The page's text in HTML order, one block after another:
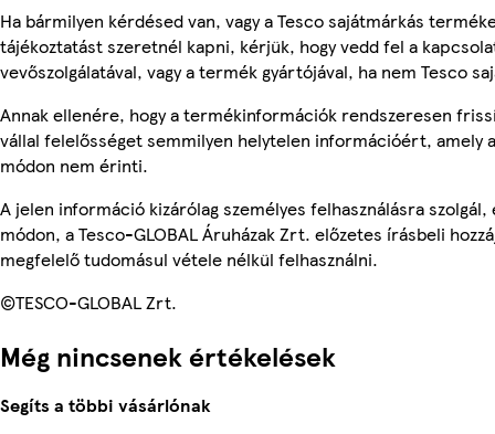
Ha bármilyen kérdésed van, vagy a Tesco sajátmárkás
tájékoztatást szeretnél kapni, kérjük, hogy vedd fel a
vevőszolgálatával, vagy a termék gyártójával, ha nem Tesco
Annak ellenére, hogy a termékinformációk rendszeresen
vállal felelősséget semmilyen helytelen információért, amely
módon nem érinti.
A jelen információ kizárólag személyes felhasználásra
módon, a Tesco-GLOBAL Áruházak Zrt. előzetes írásbeli
megfelelő tudomásul vétele nélkül felhasználni.
©TESCO-GLOBAL Zrt.
Még nincsenek értékelések
Segíts a többi vásárlónak